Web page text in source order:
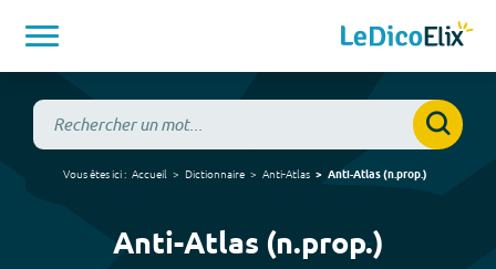
Vous êtes ici : Accueil Dictionnaire Anti-Atlas Anti-Atlas(n.prop.)
Anti-Atlas (n.prop.)